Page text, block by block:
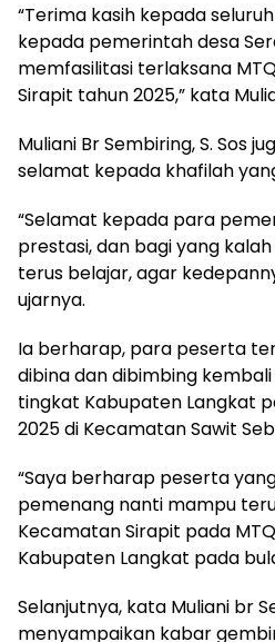
“Terima kasih kepada
kepada pemerintah desa
memfasilitasi terlaksana
Sirapit tahun 2025,” kata
Muliani Br Sembiring, S. Sos
selamat kepada khafilah
“Selamat kepada para
prestasi, dan bagi yang
terus belajar, agar
ujarnya.
Ia berharap, para peserta
dibina dan dibimbing
tingkat Kabupaten Langkat
2025 di Kecamatan Sawit
“Saya berharap peserta
pemenang nanti mampu
Kecamatan Sirapit pada
Kabupaten Langkat pada
Selanjutnya, kata Muliani br
menyampaikan kabar